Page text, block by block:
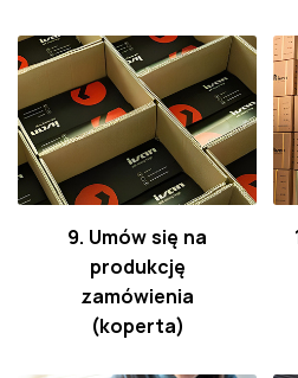
9. Umów się na
produkcję
zamówienia
(koperta)